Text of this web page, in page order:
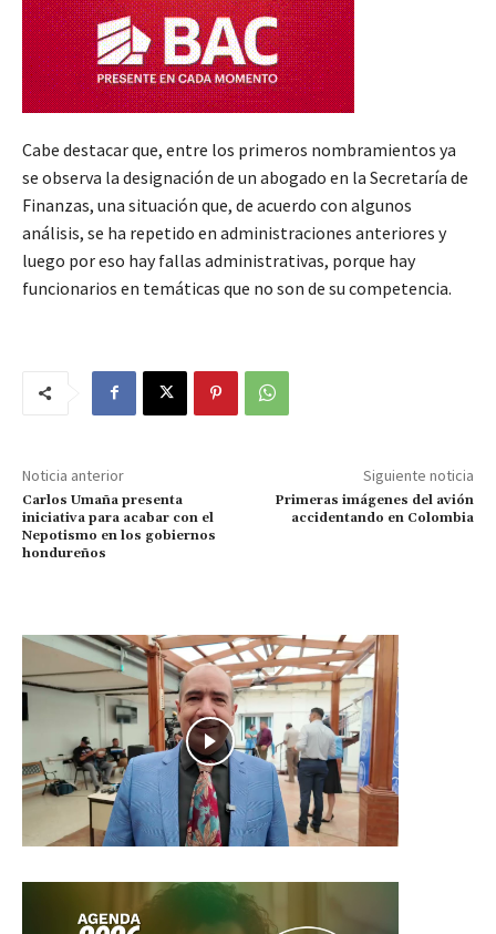
Cabe destacar que, entre los primeros nombramientos ya
se observa la designación de un abogado en la Secretaría de
Finanzas, una situación que, de acuerdo con algunos
análisis, se ha repetido en administraciones anteriores y
luego por eso hay fallas administrativas, porque hay
funcionarios en temáticas que no son de su competencia.
Noticia anterior
Carlos Umaña presenta
iniciativa para acabar con el
Nepotismo en los gobiernos
hondureños
Siguiente noticia
Primeras imágenes del avión
accidentando en Colombia